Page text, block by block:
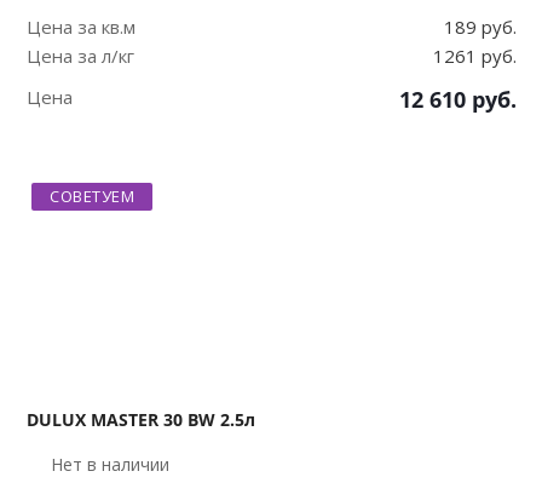
Цена за кв.м
189 руб.
Цена за л/кг
1261 руб.
Цена
12 610 руб.
СОВЕТУЕМ
DULUX MASTER 30 BW 2.5л
Нет в наличии